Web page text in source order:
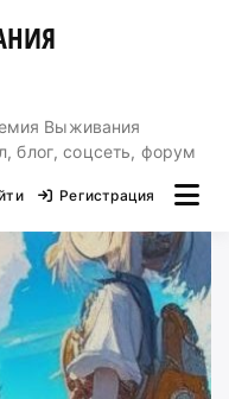
Выживания
блог, соцсеть, форум
Регистрация